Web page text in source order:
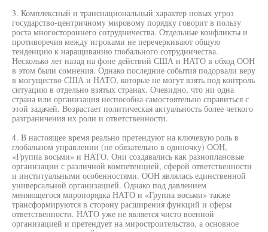
3. Комплексный и транснациональный характер новых угроз
государство-центричному мировому порядку говорит в пользу
роста многостороннего сотрудничества. Отдельные конфликты и
противоречия между игроками не перечеркивают общую
тенденцию к наращиванию глобального сотрудничества.
Несколько лет назад на фоне действий США и НАТО в обход ООН
в этом были сомнения. Однако последние события подорвали веру
в могущество США и НАТО, которые не могут взять под контроль
ситуацию в отдельно взятых странах. Очевидно, что ни одна
страна или организация неспособна самостоятельно справиться с
этой задачей. Возрастает политическая актуальность более четкого
разграничения их роли и ответственности.
4. В настоящее время реально претендуют на ключевую роль в
глобальном управлении (не обязательно в одиночку) ООН,
«Группа восьми» и НАТО. Они создавались как разноплановые
организации с различной компетенцией, сферой ответственности
и институальными особенностями. ООН являлась единственной
универсальной организацией. Однако под давлением
меняющегося миропорядка НАТО и «Группа восьми» также
трансформируются в сторону расширения функций и сферы
ответственности. НАТО уже не является чисто военной
организацией и претендует на миростроительство, а основное